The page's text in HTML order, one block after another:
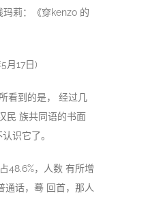
莉：《穿kenzo 的
月17日)
看到的是， 经过几
民 族共同语的书面
识它了。
48.6%，人数 有所增
通话，蓦 回首，那人